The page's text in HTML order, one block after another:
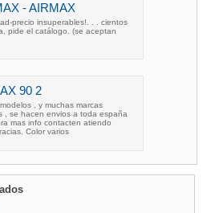
- AIRMAX
precio insuperables!. . . cientos
pide el catálogo. (se aceptan
90 2
, y muchas marcas
, se hacen envios a toda españa
mas info contacten atiendo
Color varios